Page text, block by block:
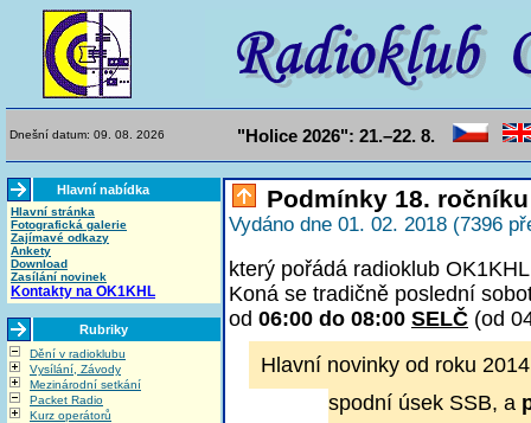
Dnešní datum: 09. 08. 2026 "Holice 2026": 21.–22. 8.
Hlavní nabídka
Hlavní stránka
Fotografická galerie
Zajímavé odkazy
Ankety
Download
Zasílání novinek
Kontakty na OK1KHL
Rubriky
Dění v radioklubu
Vysílání, Závody
Mezinárodní setkání
Packet Radio
Kurz operátorů
Podmínky 18.
Vydáno dne 01. 02. 2018 (7396
který pořádá radioklub
Koná se tradičně poslední
od 06:00 do 08:00 SELČ (od
Hlavní novinky od roku
spodní úsek SSB, a